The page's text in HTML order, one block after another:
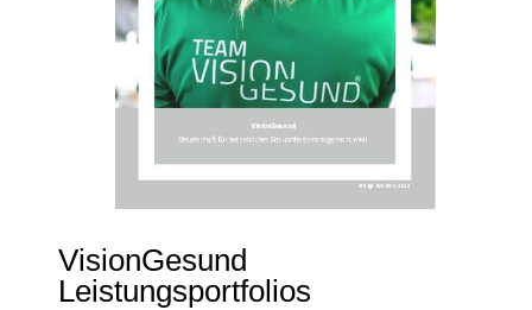
VisionGesund
Leistungsportfolios